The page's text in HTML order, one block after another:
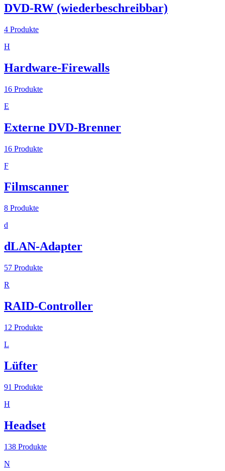
DVD-RW (wiederbeschreibbar)
4 Produkte
H
Hardware-Firewalls
16 Produkte
E
Externe DVD-Brenner
16 Produkte
F
Filmscanner
8 Produkte
d
dLAN-Adapter
57 Produkte
R
RAID-Controller
12 Produkte
L
Lüfter
91 Produkte
H
Headset
138 Produkte
N